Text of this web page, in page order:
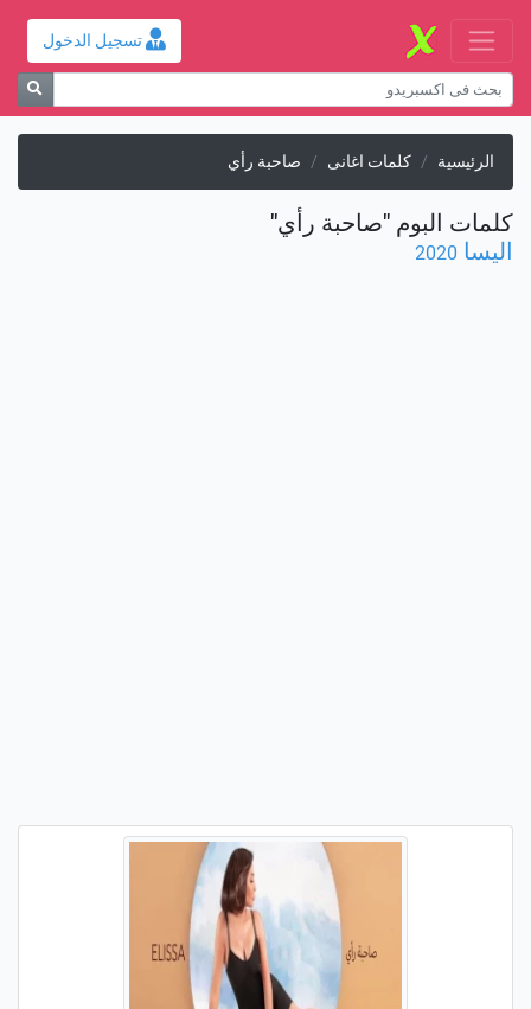
تسجيل الدخول
الرئيسية كلمات اغانى صاحبة رأي
كلمات البوم "صاحبة رأي"
اليسا 2020